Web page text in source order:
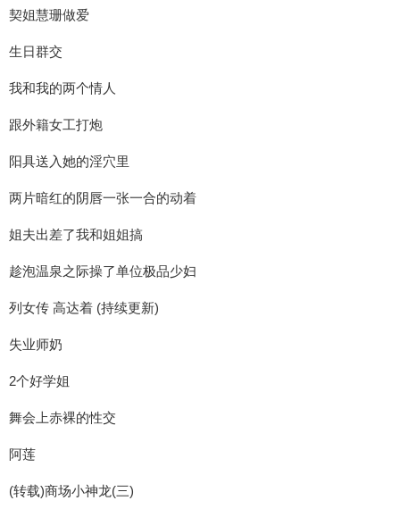
契姐慧珊做爱
生日群交
我和我的两个情人
跟外籍女工打炮
阳具送入她的淫穴里
两片暗红的阴唇一张一合的动着
姐夫出差了我和姐姐搞
趁泡温泉之际操了单位极品少妇
列女传 高达着 (持续更新)
失业师奶
2个好学姐
舞会上赤裸的性交
阿莲
(转载)商场小神龙(三)